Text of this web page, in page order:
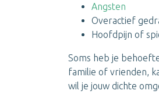
Angsten
Overactief
Hoofdpijn of
Soms heb je
familie of vrienden,
wil je jouw dichte